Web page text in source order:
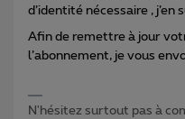
d’identité nécessaire , j’en
Afin de remettre à jour
l’abonnement, je vous
N'hésitez surtout pas à